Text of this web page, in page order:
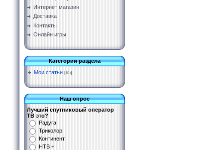
Интернет магазин
Доставка
Контакты
Онлайн игры
Категории раздела
Мои статьи [65]
Наш опрос
Лучший спутниковый оператор
ТВ это?
Радуга
Триколор
Континент
НТВ +